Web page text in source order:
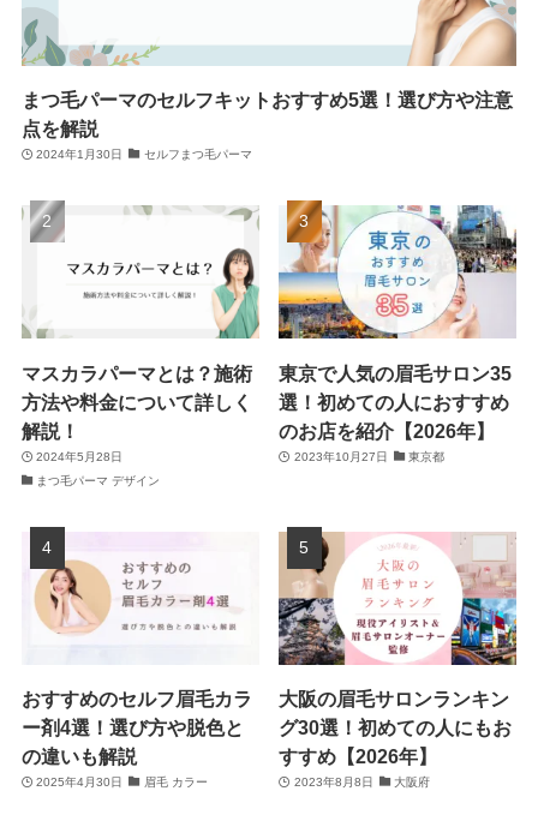
まつ毛パーマのセルフキットおすすめ5選！選び方や注意
点を解説
2024年1月30日 セルフまつ毛パーマ
マスカラパーマとは？施術
方法や料金について詳しく
解説！
2024年5月28日
まつ毛パーマ デザイン
東京で人気の眉毛サロン35
選！初めての人におすすめ
のお店を紹介【2026年】
2023年10月27日 東京都
おすすめのセルフ眉毛カラ
ー剤4選！選び方や脱色と
の違いも解説
2025年4月30日 眉毛 カラー
大阪の眉毛サロンランキン
グ30選！初めての人にもお
すすめ【2026年】
2023年8月8日 大阪府